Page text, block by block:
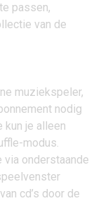
passen,
van de
muziekspeler,
nodig
kun je alleen
modus.
via onderstaande
cd’s door de